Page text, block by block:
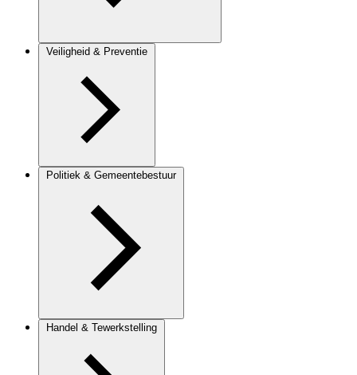
Veiligheid & Preventie
Politiek & Gemeentebestuur
Handel & Tewerkstelling